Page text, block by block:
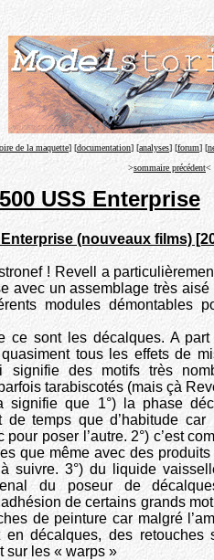
USS Enterprise
(nouveaux films)
! Revell a
avec un assemblage très aisé
modules démontables
ce sont les décalques. A part
tous les effets de
signifie des motifs très
tarabiscotés (mais çà
signifie que 1°) la phase
temps que d’habitude car
poser l’autre. 2°) c’est
que même avec des produits
suivre. 3°) du liquide
du poseur de
de certains grands
de peinture car malgré
décalques, des retouches
sur les « warps »
de la maquette] [documentation] [analyses] [forum] [
>sommaire précédent<